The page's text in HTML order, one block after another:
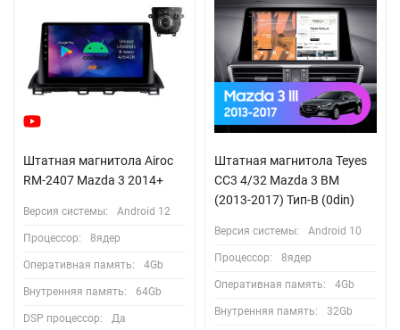
Штатная магнитола Airoc
RM-2407 Mazda 3 2014+
Версия системы: Android 12
Процессор: 8ядер
Оперативная память: 4Gb
Внутренняя память: 64Gb
DSP процессор: Да
Штатная магнитола Teyes
CC3 4/32 Mazda 3 BM
(2013-2017) Тип-B (0din)
Версия системы: Android 10
Процессор: 8ядер
Оперативная память: 4Gb
Внутренняя память: 32Gb